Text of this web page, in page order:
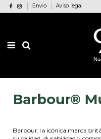
Envío Aviso legal
Barbour®
Barbour, la icónica marca